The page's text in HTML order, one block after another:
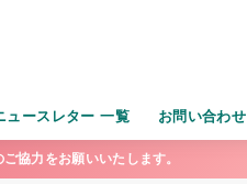
ュースレター 一覧 お問い合わせ
協力をお願いいたします。